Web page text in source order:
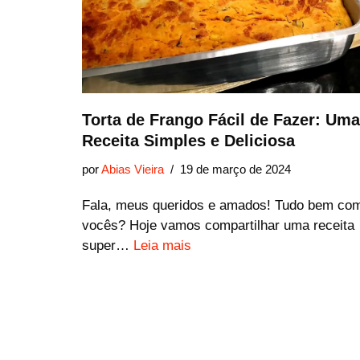
Torta de Frango Fácil de Fazer: Uma
Receita Simples e Deliciosa
porAbias Vieira 19 de março de 2024
Fala, meus queridos e amados! Tudo bem
vocês? Hoje vamos compartilhar uma receita
super… Leia mais